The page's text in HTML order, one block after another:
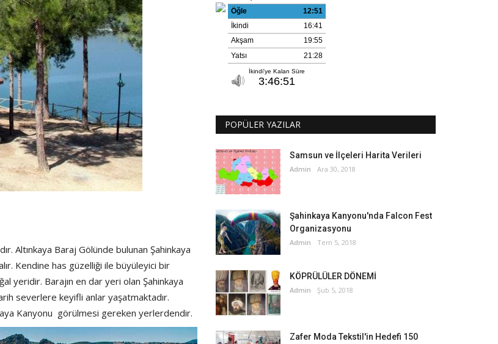
Altınkaya Baraj Gölünde bulunan Şahinkaya
Kendine has güzelliği ile büyüleyici bir
yeridir. Barajın en dar yeri olan Şahinkaya
severlere keyifli anlar yaşatmaktadır.
Kanyonu görülmesi gereken yerlerdendir.
POPÜLER YAZILAR
Samsun ve İlçeleri Harita Verileri
Admin Ara 30, 2018
Şahinkaya Kanyonu'nda Falcon Fest
Organizasyonu
Admin Tem 5, 2018
KÖPRÜLÜLER DÖNEMİ
Admin Şub 5, 2018
Zafer Moda Tekstil'in Hedefi 150